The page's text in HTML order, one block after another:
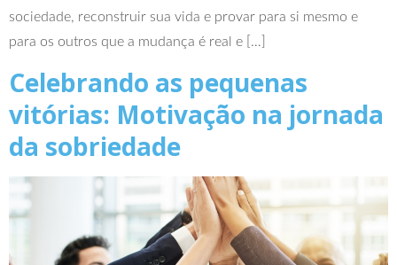
sociedade, reconstruir sua vida e provar para si mesmo e
para os outros que a mudança é real e […]
Celebrando as pequenas
vitórias: Motivação na jornada
da sobriedade